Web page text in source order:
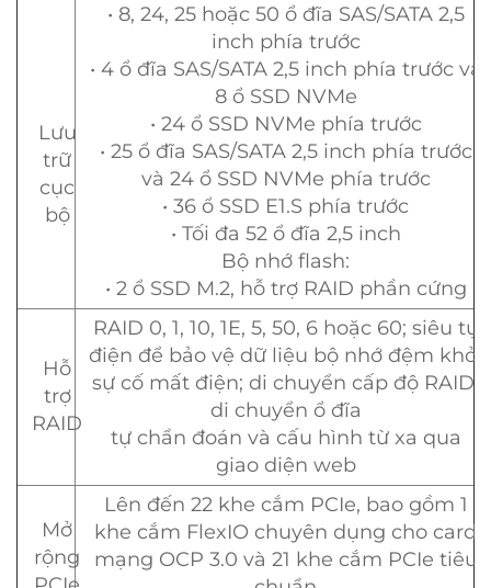
Lưu
trữ
cục
bộ
• 8, 24, 25 hoặc 50 ổ đĩa SAS/SATA 2,5
inch phía trước
• 4 ổ đĩa SAS/SATA 2,5 inch phía trước và
8 ổ SSD NVMe
• 24 ổ SSD NVMe phía trước
• 25 ổ đĩa SAS/SATA 2,5 inch phía trước
và 24 ổ SSD NVMe phía trước
• 36 ổ SSD E1.S phía trước
• Tối đa 52 ổ đĩa 2,5 inch
Bộ nhớ flash:
• 2 ổ SSD M.2, hỗ trợ RAID phần cứng
Hỗ
trợ
RAID
RAID 0, 1, 10, 1E, 5, 50, 6 hoặc 60; siêu tụ
điện để bảo vệ dữ liệu bộ nhớ đệm khỏi
sự cố mất điện; di chuyển cấp độ RAID,
di chuyển ổ đĩa
tự chẩn đoán và cấu hình từ xa qua
giao diện web
Mở
rộng
Lên đến 22 khe cắm PCIe, bao gồm 1
khe cắm FlexIO chuyên dụng cho card
mạng OCP 3.0 và 21 khe cắm PCIe tiêu